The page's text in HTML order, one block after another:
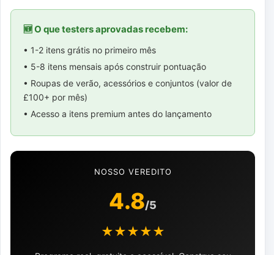
🆕 O que testers aprovadas recebem:
• 1-2 itens grátis no primeiro mês
• 5-8 itens mensais após construir pontuação
• Roupas de verão, acessórios e conjuntos (valor de
£100+ por mês)
• Acesso a itens premium antes do lançamento
NOSSO VEREDITO
4.8/5
★★★★★